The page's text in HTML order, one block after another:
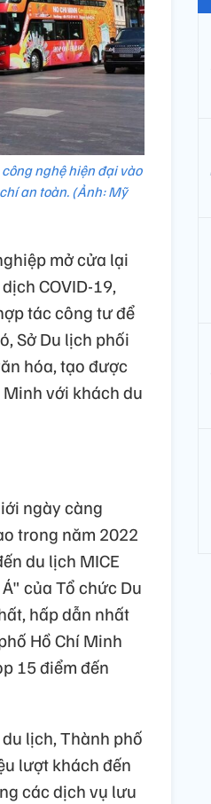
nghệ hiện đại vào
an toàn. (Ảnh: Mỹ
mở cửa lại
COVID-19,
tác công tư để
Sở Du lịch phối
hóa, tạo được
với khách du
ngày càng
trong năm 2022
du lịch MICE
của Tổ chức Du
hấp dẫn nhất
Hồ Chí Minh
15 điểm đến
lịch, Thành phố
lượt khách đến
các dịch vụ lưu